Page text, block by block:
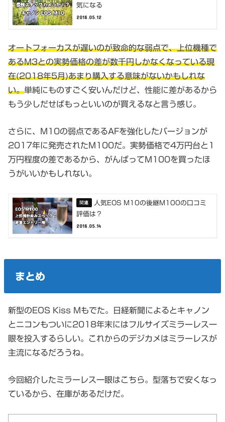
気になる
2018.05.12
オートフォーカスが遅いのが致命的な弱点で、上位機種で
あるM3との実勢価格の差が数千円しかなくなっている現
在(2018年5月)あまり購入する意味がないかもしれな
い。単純にものすごく安いんだけど、性能に差があるから
もう少しだせばもっといいのが買えるなと言う感じ。
さらに、M10の弱点であるAFを強化したバージョンが
2017年に発売されたM100だ。実勢価格で4万円台と1
万円程度の差であるから、がんばってM100を買ったほ
うがいいかもしれない。
人気EOS M10の後継M100の口コミ
評価は？
2018.05.14
まとめ
新型のEOS Kiss Mもでた。日経新聞によるとキャノン
とニコンもついに2018年末にはフルサイズミラーレス一
眼を投入するらしい。これからのデジカメはミラーレスが
主流になるだろうね。
今回紹介したミラーレス一眼はこちら。型落ちで安くなっ
ているから、在庫があるだけだ。